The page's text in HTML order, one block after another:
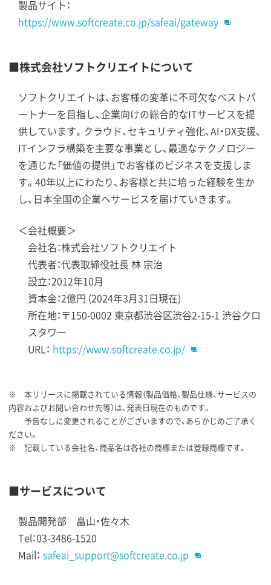
製品サイト：
https://www.softcreate.co.jp/safeai/gateway
■株式会社ソフトクリエイトについて
ソフトクリエイトは、お客様の変革に不可欠なベストパ
ートナーを目指し、企業向けの総合的なITサービスを提
供しています。クラウド、セキュリティ強化、AI・DX支援、
ITインフラ構築を主要な事業とし、最適なテクノロジー
を通じた「価値の提供」でお客様のビジネスを支援しま
す。40年以上にわたり、お客様と共に培った経験を生か
し、日本全国の企業へサービスを届けていきます。
＜会社概要＞
会社名：株式会社ソフトクリエイト
代表者：代表取締役社長 林 宗治
設立：2012年10月
資本金：2億円 (2024年3月31日現在)
所在地：〒150-0002 東京都渋谷区渋谷2-15-1 渋谷クロ
スタワー
URL：https://www.softcreate.co.jp/
※ 本リリースに掲載されている情報（製品価格、製品仕様、サービスの
内容およびお問い合わせ先等）は、発表日現在のものです。
予告なしに変更されることがございますので、あらかじめご了承く
ださい。
※ 記載している会社名、商品名は各社の商標または登録商標です。
■サービスについて
製品開発部 畠山・佐々木
Tel：03-3486-1520
Mail： safeai_support@softcreate.co.jp